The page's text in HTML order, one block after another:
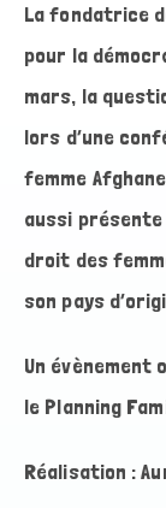
La fondatrice
pour la
mars, la
lors d’une
femme
aussi
droit des
son pays
Un évènement
le Planning
Réalisation :